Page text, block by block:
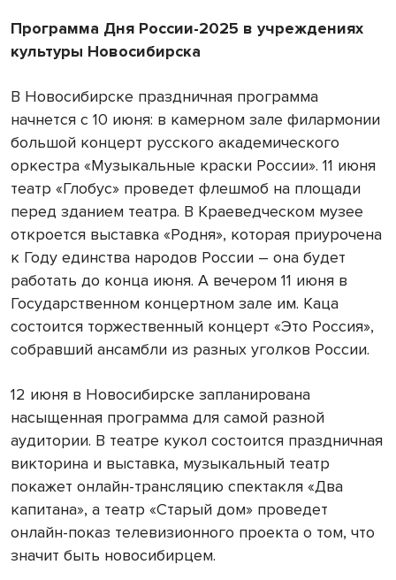
Программа Дня России-2025 в учреждениях
культуры Новосибирска
В Новосибирске праздничная программа
начнется с 10 июня: в камерном зале филармонии
большой концерт русского академического
оркестра «Музыкальные краски России». 11 июня
театр «Глобус» проведет флешмоб на площади
перед зданием театра. В Краеведческом музее
откроется выставка «Родня», которая приурочена
к Году единства народов России – она будет
работать до конца июня. А вечером 11 июня в
Государственном концертном зале им. Каца
состоится торжественный концерт «Это Россия»,
собравший ансамбли из разных уголков России.
12 июня в Новосибирске запланирована
насыщенная программа для самой разной
аудитории. В театре кукол состоится праздничная
викторина и выставка, музыкальный театр
покажет онлайн-трансляцию спектакля «Два
капитана», а театр «Старый дом» проведет
онлайн-показ телевизионного проекта о том, что
значит быть новосибирцем.